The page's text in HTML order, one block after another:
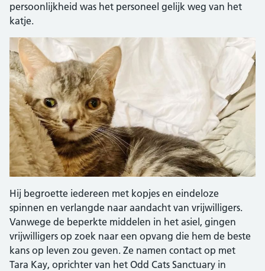
persoonlijkheid was het personeel gelijk weg van het
katje.
Hij begroette iedereen met kopjes en eindeloze
spinnen en verlangde naar aandacht van vrijwilligers.
Vanwege de beperkte middelen in het asiel, gingen
vrijwilligers op zoek naar een opvang die hem de beste
kans op leven zou geven. Ze namen contact op met
Tara Kay, oprichter van het Odd Cats Sanctuary in